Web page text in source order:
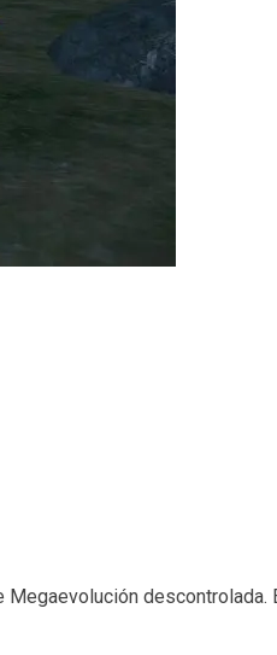
Megaevolución descontrolada.